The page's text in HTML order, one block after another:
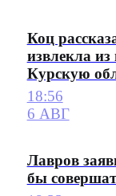
Коц
извлекла
Курскую
18:56
6 АВГ
Лавров
бы